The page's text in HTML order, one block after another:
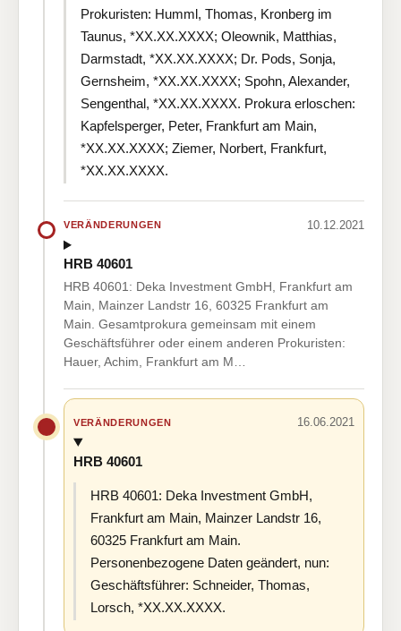
Prokuristen: Humml, Thomas, Kronberg im
Taunus, *XX.XX.XXXX; Oleownik, Matthias,
Darmstadt, *XX.XX.XXXX; Dr. Pods, Sonja,
Gernsheim, *XX.XX.XXXX; Spohn, Alexander,
Sengenthal, *XX.XX.XXXX. Prokura erloschen:
Kapfelsperger, Peter, Frankfurt am Main,
*XX.XX.XXXX; Ziemer, Norbert, Frankfurt,
*XX.XX.XXXX.
VERÄNDERUNGEN 10.12.2021
HRB 40601
HRB 40601: Deka Investment GmbH, Frankfurt am
Main, Mainzer Landstr 16, 60325 Frankfurt am
Main. Gesamtprokura gemeinsam mit einem
Geschäftsführer oder einem anderen Prokuristen:
Hauer, Achim, Frankfurt am M…
VERÄNDERUNGEN 16.06.2021
HRB 40601
HRB 40601: Deka Investment GmbH,
Frankfurt am Main, Mainzer Landstr 16,
60325 Frankfurt am Main.
Personenbezogene Daten geändert, nun:
Geschäftsführer: Schneider, Thomas,
Lorsch, *XX.XX.XXXX.